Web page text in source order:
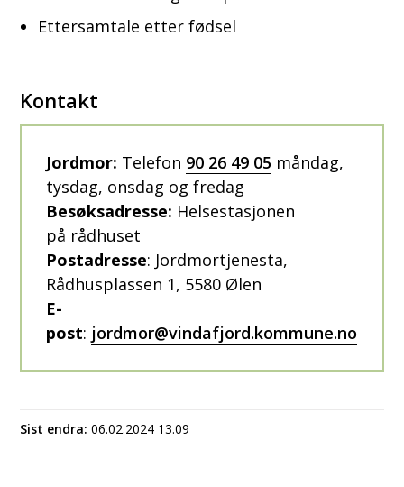
Ettersamtale etter fødsel
Kontakt
Jordmor: Telefon 90 26 49 05 måndag,
tysdag, onsdag og fredag
Besøksadresse: Helsestasjonen
på rådhuset
Postadresse: Jordmortjenesta,
Rådhusplassen 1, 5580 Ølen
E-
post: jordmor@vindafjord.kommune.no
Sist endra 06.02.2024 13.09